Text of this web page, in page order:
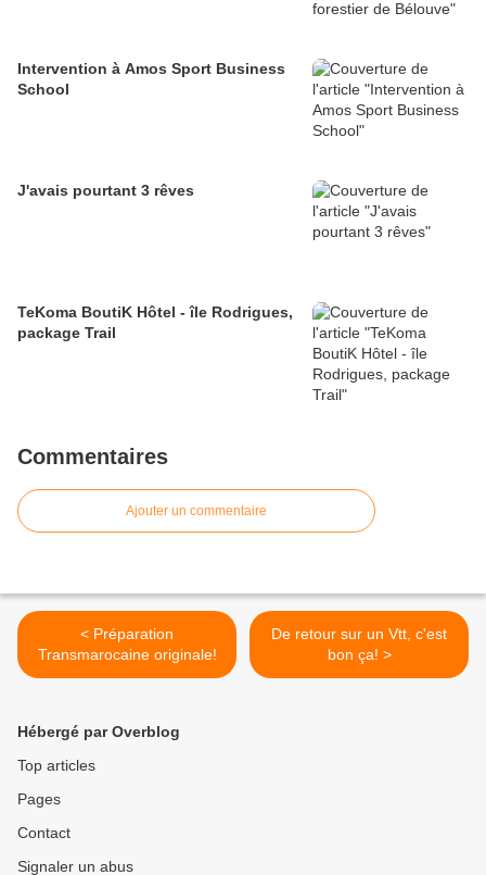
Intervention à Amos Sport Business
School
J'avais pourtant 3 rêves
TeKoma BoutiK Hôtel - île Rodrigues,
package Trail
Commentaires
Ajouter un commentaire
< Préparation
Transmarocaine originale!
De retour sur un Vtt, c'est
bon ça! >
Hébergé par Overblog
Top articles
Pages
Contact
Signaler un abus